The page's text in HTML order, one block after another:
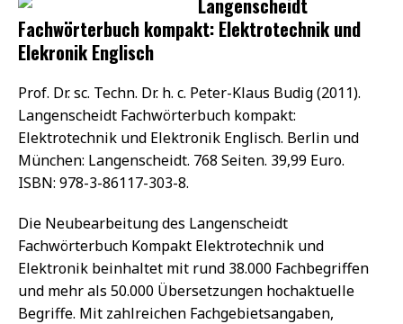
Fachwörterbuch kompakt: Elektrotechnik und
Elekronik Englisch
Prof. Dr. sc. Techn. Dr. h. c. Peter-Klaus Budig (2011).
Langenscheidt Fachwörterbuch kompakt:
Elektrotechnik und Elektronik Englisch. Berlin und
München: Langenscheidt. 768 Seiten. 39,99 Euro.
ISBN: 978-3-86117-303-8.
Die Neubearbeitung des Langenscheidt
Fachwörterbuch Kompakt Elektrotechnik und
Elektronik beinhaltet mit rund 38.000 Fachbegriffen
und mehr als 50.000 Übersetzungen hochaktuelle
Begriffe. Mit zahlreichen Fachgebietsangaben,